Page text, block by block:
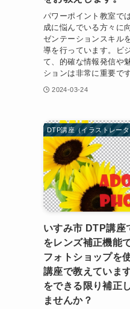
パワーポイント教室で
成に悩んでいる方々に
ゼンテーションスキル
導を行っています。ビ
て、的確な情報発信や
ションは非常に重要で
2024-03-24
DTP講座（イラストレー
いすみ市 DTP講座
をレンズ補正機能
フォトショップを
講座で教えていま
をできる限り補正
ませんか？